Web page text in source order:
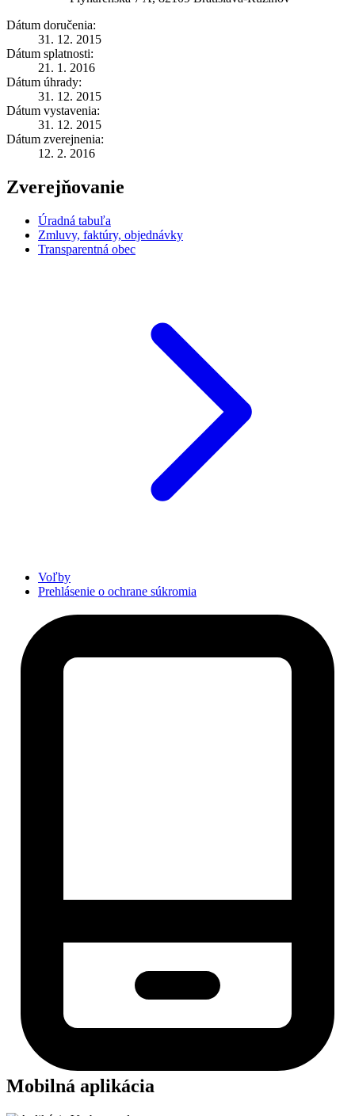
Dátum doručenia:
31. 12. 2015
Dátum splatnosti:
21. 1. 2016
Dátum úhrady:
31. 12. 2015
Dátum vystavenia:
31. 12. 2015
Dátum zverejnenia:
12. 2. 2016
Zverejňovanie
Úradná tabuľa
Zmluvy, faktúry, objednávky
Transparentná obec
Voľby
Prehlásenie o ochrane súkromia
Mobilná aplikácia